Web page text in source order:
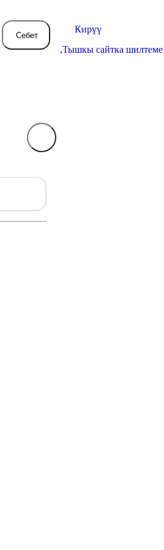
Себет
Кирүү
,Тышкы сайтка шилтеме